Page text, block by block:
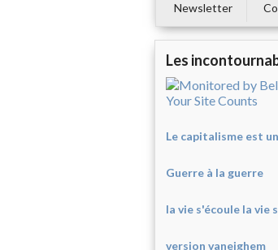
Newsletter
Les
Le capitalisme est
Guerre à la guerre
la vie s'écoule la vie
version vaneighem